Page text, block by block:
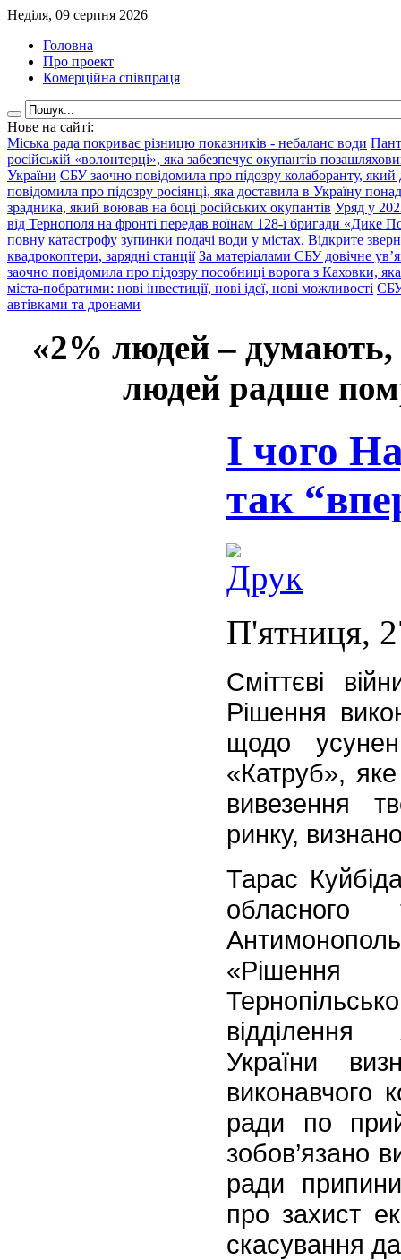
Неділя, 09 серпня 2026
Головна
Про проект
Комерційна співпраця
Нове на сайті:
Міська рада покриває різницю показників - небаланс води
російській «волонтерці», яка забезпечує окупантів
України СБУ заочно повідомила про підозру колаборанту,
повідомила про підозру росіянці, яка доставила в Україну
зрадника, який воював на боці російських окупантів Уряд у
від Тернополя на фронті передав воїнам 128-ї бригади «Дике
повну катастрофу зупинки подачі води у містах. Відкрите
квадрокоптери, зарядні станції За матеріалами СБУ довічне
заочно повідомила про підозру пособниці ворога з Каховки,
міста-побратими: нові інвестиції, нові ідеї, нові можливості СБУ
автівками та дронами
«2% людей –
людей радше
І чого
так
П'ятниця,
Сміттєві
Рішення
щодо
«Катруб»,
вивезення
ринку,
Тарас
обласного
«Рішення
відділення
України
виконавчого
ради по
зобов’язано
ради
про захист
скасування